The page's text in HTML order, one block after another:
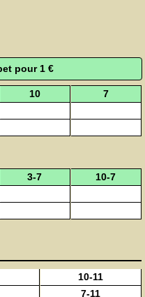
pour 1 €
10
7
3-7
10-7
10-11
7-11